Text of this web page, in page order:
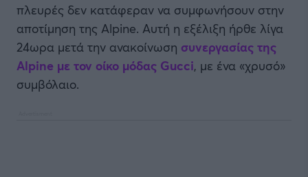
πλευρές δεν κατάφεραν να συμφωνήσουν στην
αποτίμηση της Alpine. Αυτή η εξέλιξη ήρθε λίγα
24ωρα μετά την ανακοίνωση συνεργασίας της
Alpine με τον οίκο μόδας Gucci, με ένα «χρυσό»
συμβόλαιο.